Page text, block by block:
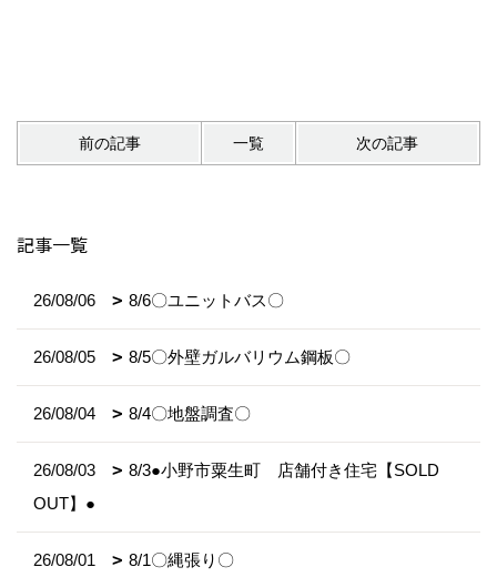
前の記事 一覧 次の記事
記事一覧
26/08/06 8/6〇ユニットバス〇
26/08/05 8/5〇外壁ガルバリウム鋼板〇
26/08/04 8/4〇地盤調査〇
26/08/03
8/3●小野市粟生町 店舗付き住宅【SOLD
OUT】●
26/08/01 8/1〇縄張り〇